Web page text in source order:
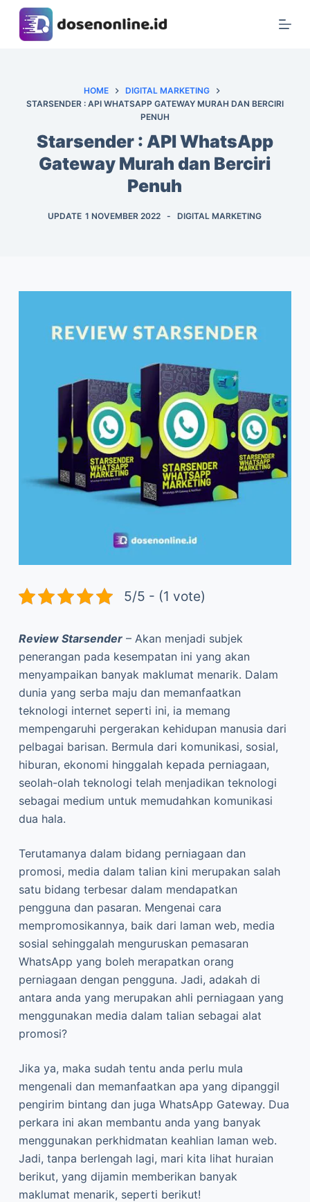
S
k
HOME
DIGITAL MARKETING
STARSENDER : API WHATSAPP GATEWAY MURAH DAN BERCIRI
PENUH
Starsender : API WhatsApp
Gateway Murah dan Berciri
Penuh
UPDATE 1 NOVEMBER 2022 DIGITAL MARKETING
5/5 - (1 vote)
Review Starsender– Akan menjadi subjek
penerangan pada kesempatan ini yang akan
menyampaikan banyak maklumat menarik. Dalam
dunia yang serba maju dan memanfaatkan
teknologi internet seperti ini, ia memang
mempengaruhi pergerakan kehidupan manusia dari
pelbagai barisan. Bermula dari komunikasi, sosial,
hiburan, ekonomi hinggalah kepada perniagaan,
seolah-olah teknologi telah menjadikan teknologi
sebagai medium untuk memudahkan komunikasi
dua hala.
Terutamanya dalam bidang perniagaan dan
promosi, media dalam talian kini merupakan salah
satu bidang terbesar dalam mendapatkan
pengguna dan pasaran. Mengenai cara
mempromosikannya, baik dari laman web, media
sosial sehinggalah menguruskan pemasaran
WhatsApp yang boleh merapatkan orang
perniagaan dengan pengguna. Jadi, adakah di
antara anda yang merupakan ahli perniagaan yang
menggunakan media dalam talian sebagai alat
promosi?
Jika ya, maka sudah tentu anda perlu mula
mengenali dan memanfaatkan apa yang dipanggil
pengirim bintang dan juga WhatsApp Gateway. Dua
perkara ini akan membantu anda yang banyak
menggunakan perkhidmatan keahlian laman web.
Jadi, tanpa berlengah lagi, mari kita lihat huraian
berikut, yang dijamin memberikan banyak
maklumat menarik, seperti berikut!